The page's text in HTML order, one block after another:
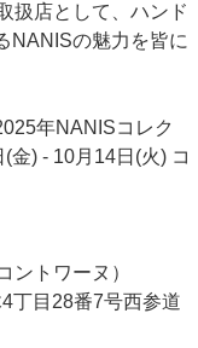
扱店として、ハンド
NANISの魅力を皆に
年NANISコレク
金) - 10月14日(火) コ
ントワーヌ）
丁目28番7号西参道